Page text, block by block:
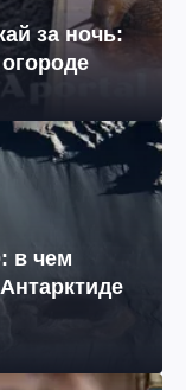
за ночь:
в чем